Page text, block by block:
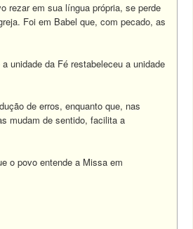
rezar em sua língua própria, se perde
Foi em Babel que, com pecado, as
unidade da Fé restabeleceu a unidade
de erros, enquanto que, nas
mudam de sentido, facilita a
o povo entende a Missa em